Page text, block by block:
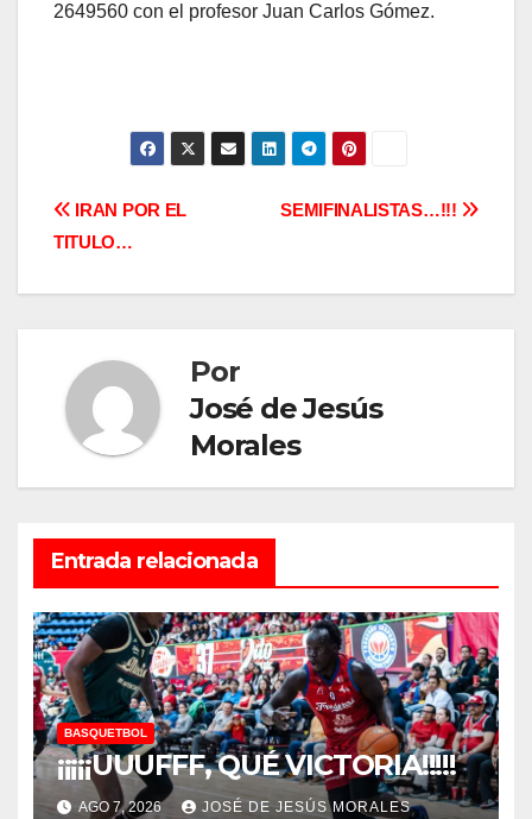
2649560 con el profesor Juan Carlos Gómez.
Navegación
SEMIFINALISTAS…!!!
IRAN POR EL
TITULO…
Por
José de Jesús
Morales
Entrada relacionada
BASQUETBOL
¡¡¡¡¡UUUFFF, QUÉ VICTORIA!!!!!
AGO 7, 2026 JOSÉ DE JESÚS MORALES